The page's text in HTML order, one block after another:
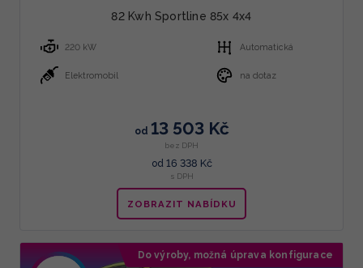
82 Kwh Sportline 85x 4x4
220 kW Automatická
Elektromobil na dotaz
od 13 503 Kč
bez DPH
od 16 338 Kč
s DPH
ZOBRAZIT NABÍDKU
Doporučujeme
Do výroby, možná úprava konfigurace